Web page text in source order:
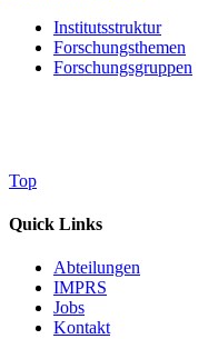
Institutsstruktur
Forschungsthemen
Forschungsgruppen
Top
Quick Links
Abteilungen
IMPRS
Jobs
Kontakt